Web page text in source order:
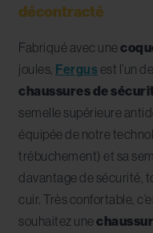
décontracté
Fabriqué avec une
joules, Fergus est l’un
chaussures de
semelle supérieure
équipée de notre
trébuchement) et sa
davantage de sécurité,
cuir. Très confortable,
souhaitez une